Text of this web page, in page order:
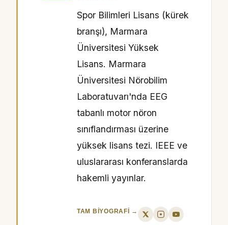
Spor Bilimleri Lisans (kürek
branşı), Marmara
Üniversitesi Yüksek
Lisans. Marmara
Üniversitesi Nörobilim
Laboratuvarı'nda EEG
tabanlı motor nöron
sınıflandırması üzerine
yüksek lisans tezi. IEEE ve
uluslararası konferanslarda
hakemli yayınlar.
TAM BIYOGRAFI →